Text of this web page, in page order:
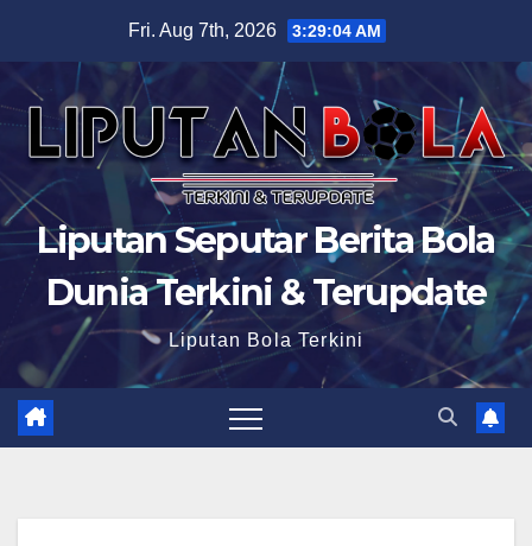
content
Fri. Aug 7th, 2026 3:29:05 AM
Liputan Seputar Berita Bola
Dunia Terkini & Terupdate
Liputan Bola Terkini